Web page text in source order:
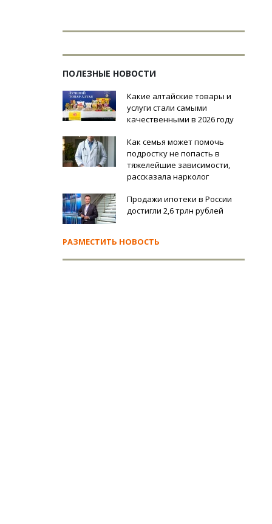
ПОЛЕЗНЫЕ НОВОСТИ
Какие алтайские товары и
услуги стали самыми
качественными в 2026 году
Как семья может помочь
подростку не попасть в
тяжелейшие зависимости,
рассказала нарколог
Продажи ипотеки в России
достигли 2,6 трлн рублей
РАЗМЕСТИТЬ НОВОСТЬ